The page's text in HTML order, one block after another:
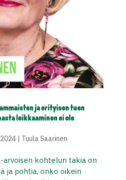
ja erityisen tuen
leikkaaminen ei ole
| Tuula Saarinen
arvoisen kohtelun takia on
ja pohtia, onko oikein